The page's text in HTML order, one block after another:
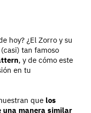
hoy? ¿El Zorro y su
tan famoso
, y de cómo este
en tu
que los
una manera similar